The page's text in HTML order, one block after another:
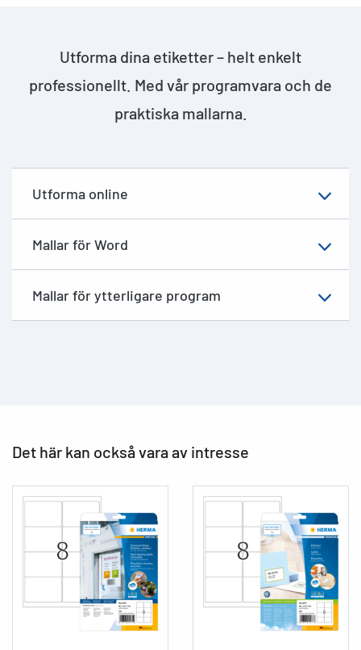
Utforma dina etiketter – helt enkelt
professionellt. Med vår programvara och de
praktiska mallarna.
Utforma online
Mallar för Word
Mallar för ytterligare program
Det här kan också vara av intresse